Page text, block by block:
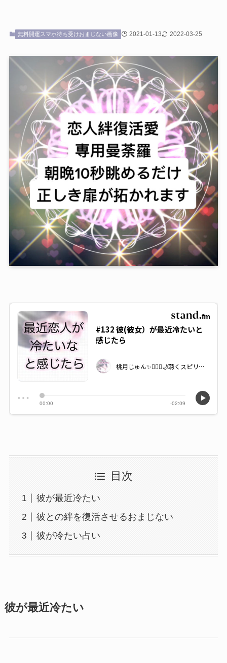
無料開運スマホ待ち受けおまじない画像 2021-01-13 2022-03-25
目次
彼が最近冷たい
彼との絆を復活させるおまじない
彼が冷たい占い
彼が最近冷たい